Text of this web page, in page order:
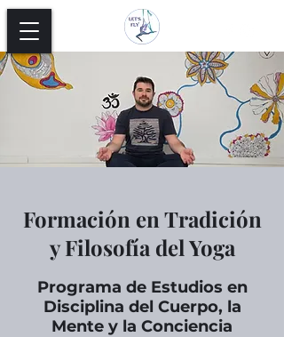
Formación en Tradición
y Filosofía del Yoga
Programa de Estudios en
Disciplina del Cuerpo, la
Mente y la Conciencia